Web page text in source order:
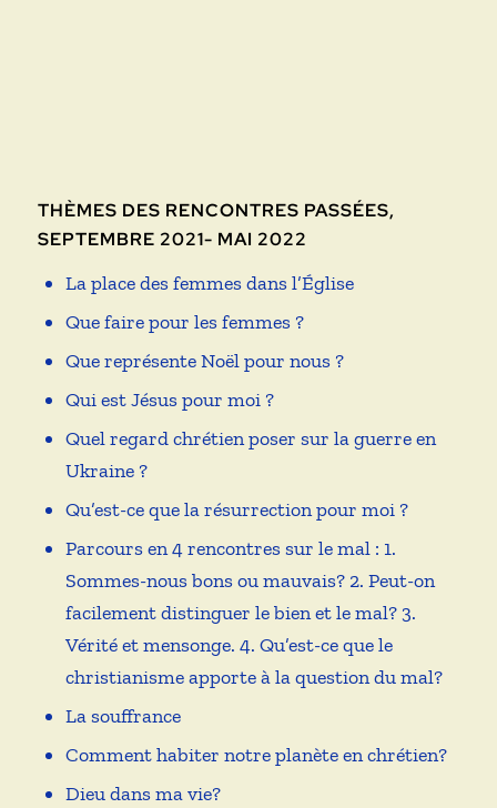
THÈMES DES RENCONTRES PASSÉES,
SEPTEMBRE 2021- MAI 2022
La place des femmes dans l’Église
Que faire pour les femmes ?
Que représente Noël pour nous ?
Qui est Jésus pour moi ?
Quel regard chrétien poser sur la guerre en
Ukraine ?
Qu’est-ce que la résurrection pour moi ?
Parcours en 4 rencontres sur le mal : 1.
Sommes-nous bons ou mauvais? 2. Peut-on
facilement distinguer le bien et le mal? 3.
Vérité et mensonge. 4. Qu’est-ce que le
christianisme apporte à la question du mal?
La souffrance
Comment habiter notre planète en chrétien?
Dieu dans ma vie?